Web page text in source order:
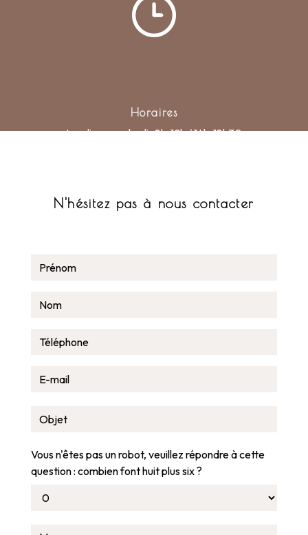
Horaires
Lundi au vendredi : 8h-12h / 14h-18h30
N'hésitez pas à nous contacter
Vous n'êtes pas un robot, veuillez répondre à cette
question : combien font huit plus six ?